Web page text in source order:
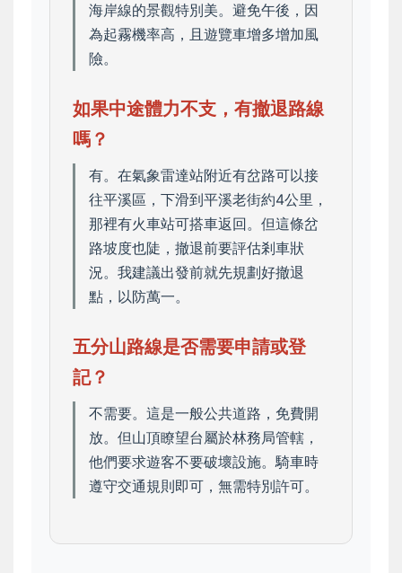
海岸線的景觀特別美。避免午後，因
為起霧機率高，且遊覽車增多增加風
險。
如果中途體力不支，有撤退路線
嗎？
有。在氣象雷達站附近有岔路可以接
往平溪區，下滑到平溪老街約4公里，
那裡有火車站可搭車返回。但這條岔
路坡度也陡，撤退前要評估剎車狀
況。我建議出發前就先規劃好撤退
點，以防萬一。
五分山路線是否需要申請或登
記？
不需要。這是一般公共道路，免費開
放。但山頂瞭望台屬於林務局管轄，
他們要求遊客不要破壞設施。騎車時
遵守交通規則即可，無需特別許可。